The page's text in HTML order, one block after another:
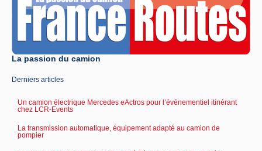
La passion du camion
Derniers articles
Un camion électrique Mercedes eActros pour l’événementiel itinérant
chez LCR-Events
La transmission automatique, équipement adapté au camion de
pompier